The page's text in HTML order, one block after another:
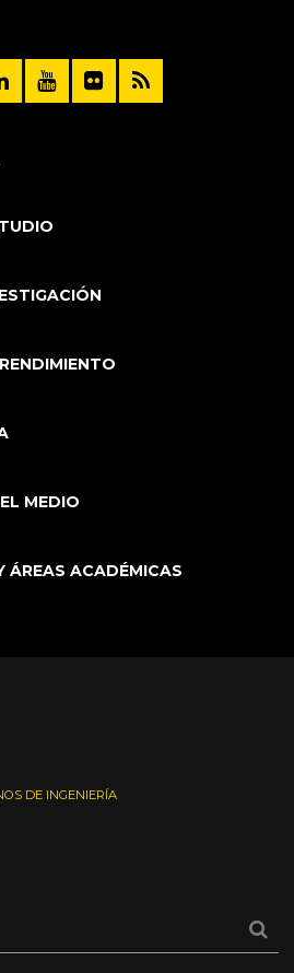
MEDIO
ÁREAS ACADÉMICAS
DE INGENIERÍA